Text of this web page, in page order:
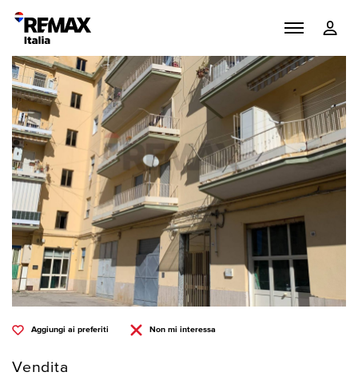
Aggiungi ai preferiti Non mi interessa
Vendita